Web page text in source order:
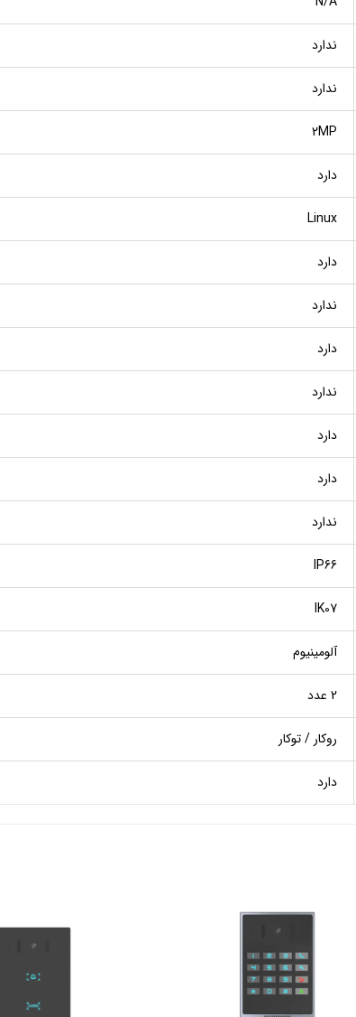
ندارد
ندارد
2MP
دارد
Linux
دارد
ندارد
دارد
ندارد
دارد
دارد
ندارد
IP66
IK07
آلومینیوم
2 عدد
روکار / توکار
دارد